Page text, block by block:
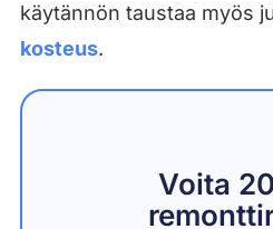
käytännön taustaa myös
kosteus.
Voita